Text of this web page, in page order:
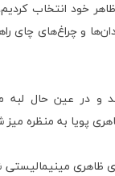
خود انتخاب
و چراغ‌های چای
و در عین حال
پویا به منظره میز
ظاهری